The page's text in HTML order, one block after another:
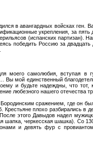
в авангардных войсках ген.
укрепления, за пять
(испанских партизан).
победить Россию за
моего самолюбия, вступая в
мой единственный
и будьте надеждны, что тот,
любезного нашего отечества
Бородинским сражением, где он
Крестьяне плохо разбирались в
этого Давыдов надел
шапка, черкесская шашка). Со
и девять фур с